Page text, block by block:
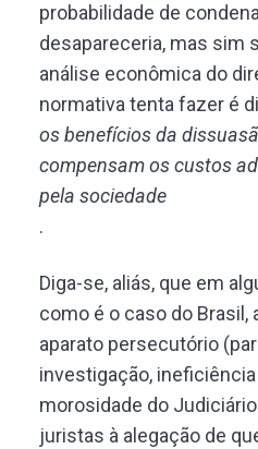
probabilidade de
desapareceria, mas sim
análise econômica do
normativa tenta fazer é
os benefícios da
compensam os custos
pela sociedade
.
Diga-se, aliás, que em
como é o caso do Brasil,
aparato persecutório
investigação,
morosidade do
juristas à alegação de